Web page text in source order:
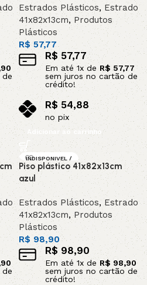
de
Estrados Plásticos, Estrado
41x82x13cm, Produtos
Plásticos
R$57,77
R$ 57,77
Em até1x deR$ 57,77
sem juros no cartão de
crédito!
R$54,88
no pix
Adicionar ao carrinho
de
INDISPONIVEL /
SOB ENCOMEND
A
Piso plástico 41x82x13cm
azul
Estrados Plásticos, Estrado
41x82x13cm,Produtos
Plásticos
R$ 98,90
R$98,90
Em até 1x de R$ 98,90
sem juros no cartão de
crédito!